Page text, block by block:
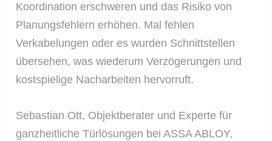
Koordination erschweren und das Risiko von
Planungsfehlern erhöhen. Mal fehlen
Verkabelungen oder es wurden Schnittstellen
übersehen, was wiederum Verzögerungen und
kostspielige Nacharbeiten hervorruft.
Sebastian Ott, Objektberater und Experte für
ganzheitliche Türlösungen bei ASSA ABLOY,